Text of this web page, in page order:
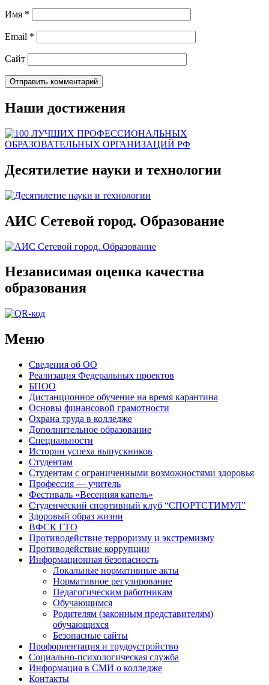
Имя *
Email *
Сайт
Наши достижения
Десятилетие науки и технологии
АИС Сетевой город. Образование
Независимая оценка качества
образования
Меню
Сведения об ОО
Реализация Федеральных проектов
БПОО
Дистанционное обучение на время карантина
Основы финансовой грамотности
Охрана труда в колледже
Дополнительное образование
Специальности
Истории успеха выпускников
Студентам
Студентам с ограниченными возможностями здоровья
Профессия — учитель
Фестиваль «Весенняя капель»
Студенческий спортивный клуб “СПОРТСТИМУЛ”
Здоровый образ жизни
ВФСК ГТО
Противодействие терроризму и экстремизму
Противодействие коррупции
Информационная безопасность
Локальные нормативные акты
Нормативное регулирование
Педагогическим работникам
Обучающимся
Родителям (законным представителям)
обучающихся
Безопасные сайты
Профориентация и трудоустройство
Социально-психологическая служба
Информация в СМИ о колледже
Контакты